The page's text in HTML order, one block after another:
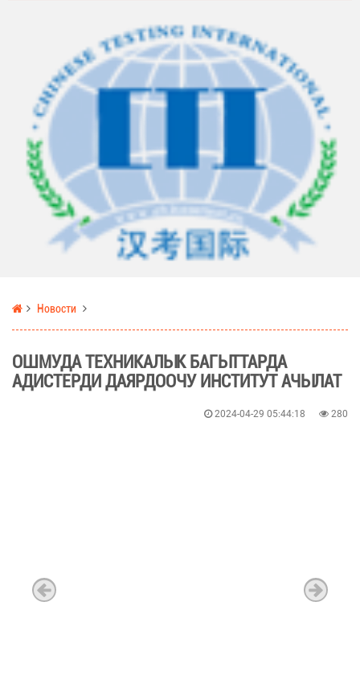
Новости
ОШМУДА ТЕХНИКАЛЫК БАГЫТТАРДА
АДИСТЕРДИ ДАЯРДООЧУ ИНСТИТУТ АЧЫЛАТ
2024-04-29 05:44:18 280